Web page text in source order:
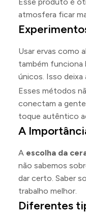
atmosfera ficar
Usar ervas como
também funciona
únicos. Isso deixa
Esses métodos
conectam a
toque autêntico
A
A escolha da
não sabemos
dar certo. Saber
trabalho melhor.
Diferentes